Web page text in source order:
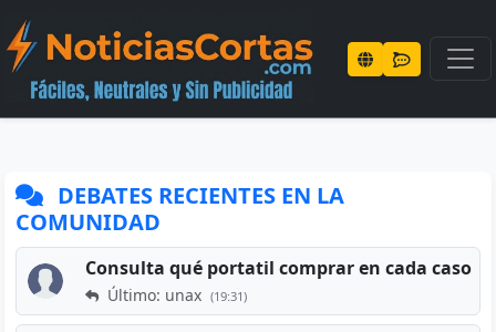
DEBATES RECIENTES EN LA
COMUNIDAD
Consulta qué portatil comprar en cada caso
Último: unax (19:31)